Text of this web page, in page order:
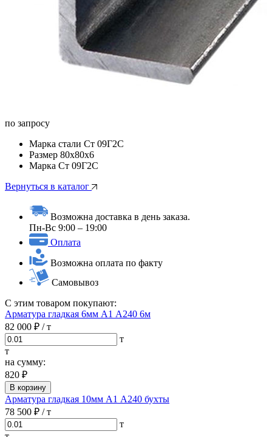
по запросу
Марка стали Ст 09Г2С
Размер 80x80х6
Марка Ст 09Г2С
Вернуться в каталог
Возможна доставка в день заказа.
Пн-Вс 9:00 – 19:00
Оплата
Возможна оплата по факту
Самовывоз
С этим товаром покупают:
Арматура гладкая 6мм А1 А240 6м
82 000 ₽ / т
т
т
на сумму:
820 ₽
В корзину
Арматура гладкая 10мм А1 А240 бухты
78 500 ₽ / т
т